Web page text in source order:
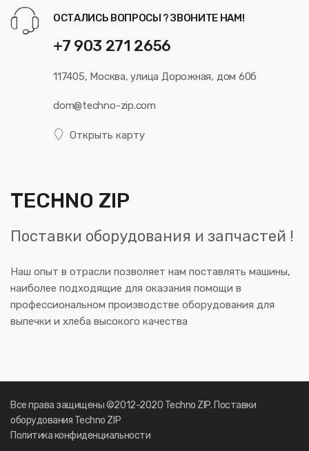
ОСТАЛИСЬ ВОПРОСЫ ? ЗВОНИТЕ НАМ!
+7 903 271 2656
117405, Москва, улица Дорожная, дом 60б
dom@techno-zip.com
Открыть карту
TECHNO ZIP
Поставки оборудования и запчастей !
Наш опыт в отрасли позволяет нам поставлять машины,
наиболее подходящие для оказания помощи в
профессиональном производстве оборудования для
выпечки и хлеба высокого качества
Все права защищены ©2012-2020 Techno ZIP. Поставки
оборудования Techno ZIP
Политика конфиденциальности